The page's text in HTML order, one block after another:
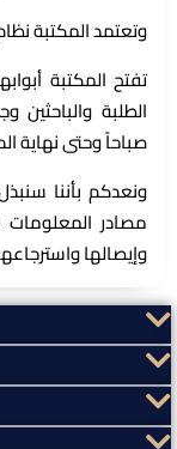
وتعتمد المكتبة
تفتح المكتبة
الطلبة
صباحاً وحتى نهاية
ونعدكم بأننا
مصادر
وإيصالها